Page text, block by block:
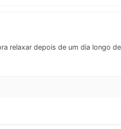
relaxar depois de um dia longo